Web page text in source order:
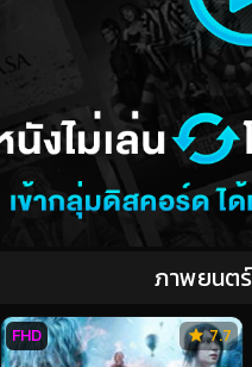
ภาพยนต
7.7
FHD